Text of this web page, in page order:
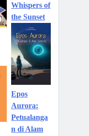
Whispers of
the Sunset
Epos
Aurora:
Petualanga
n di Alam